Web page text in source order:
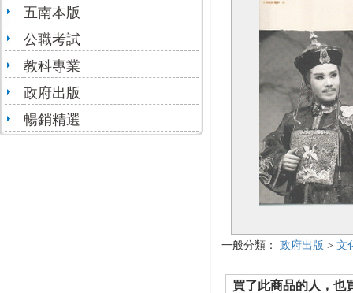
五南本版
公職考試
教科專業
政府出版
暢銷精選
一般分類： 政府出版 > 文
買了此商品的人，也